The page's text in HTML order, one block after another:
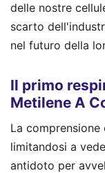
delle nostre
scarto
nel futuro della
Il primo
Metilene A
La
limitandosi a
antidoto per